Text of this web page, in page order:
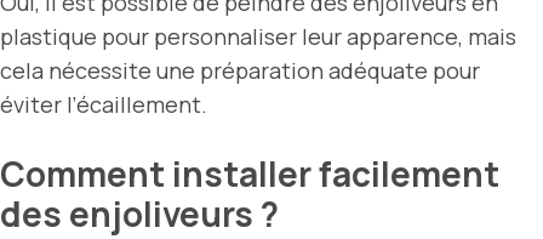
plastique pour personnaliser leur apparence, mais
cela nécessite une préparation adéquate pour
éviter l’écaillement.
Comment installer facilement
des enjoliveurs ?